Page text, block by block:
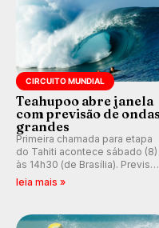
CIRCUITO MUNDIAL
Teahupoo abre janela
com previsão de ondas
grandes
Primeira chamada para etapa
do Tahiti acontece sábado (8)
às 14h30 (de Brasília). Previsão
indica swell consistente.
Kelly Slater convidado.
leia mais »